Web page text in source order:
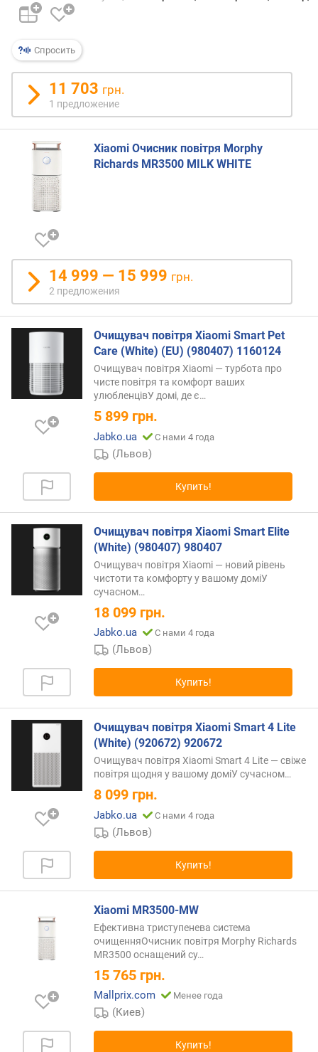
щ
н
и
я
(
о
ч
щ
н
и
е
(
)
H
E
-
ф
л
ь
р
в
н
е
с
р
о
н
а
п
о
з
в
д
и
ь
о
Спросить
11 703 грн.
1 предложение
Xiaomi Очисник повітря Morphy
Richards MR3500 MILK WHITE
14 999 — 15 999 грн.
2 предложения
Очищувач повітря Xiaomi Smart Pet
Care (White) (EU) (980407) 1160124
Очищувач повітря Xiaomi — турбота про
чисте повітря та комфорт ваших
улюбленцівУ домі, деє…
5 899 грн.
Jabko.ua С нами 4 года
(Львов)
Купить!
Очищувач повітря Xiaomi Smart Elite
(White) (980407) 980407
Очищувач повітря Xiaomi — новий рівень
чистоти та комфорту у вашому доміУ
сучасном…
18 099 грн.
Jabko.ua С нами 4 года
(Львов)
Купить!
Очищувач повітря Xiaomi Smart 4 Lite
(White) (920672) 920672
Очищувач повітря Xiaomi Smart 4 Lite — свіже
повітря щодня у вашому доміУ сучасном…
8 099 грн.
Jabko.ua С нами 4 года
(Львов)
Купить!
Xiaomi MR3500-MW
Ефективна триступенева система
очищенняОчисник повітря Morphy Richards
MR3500 оснащений су…
15 765 грн.
Mallprix.com Менее года
(Киев)
Купить!